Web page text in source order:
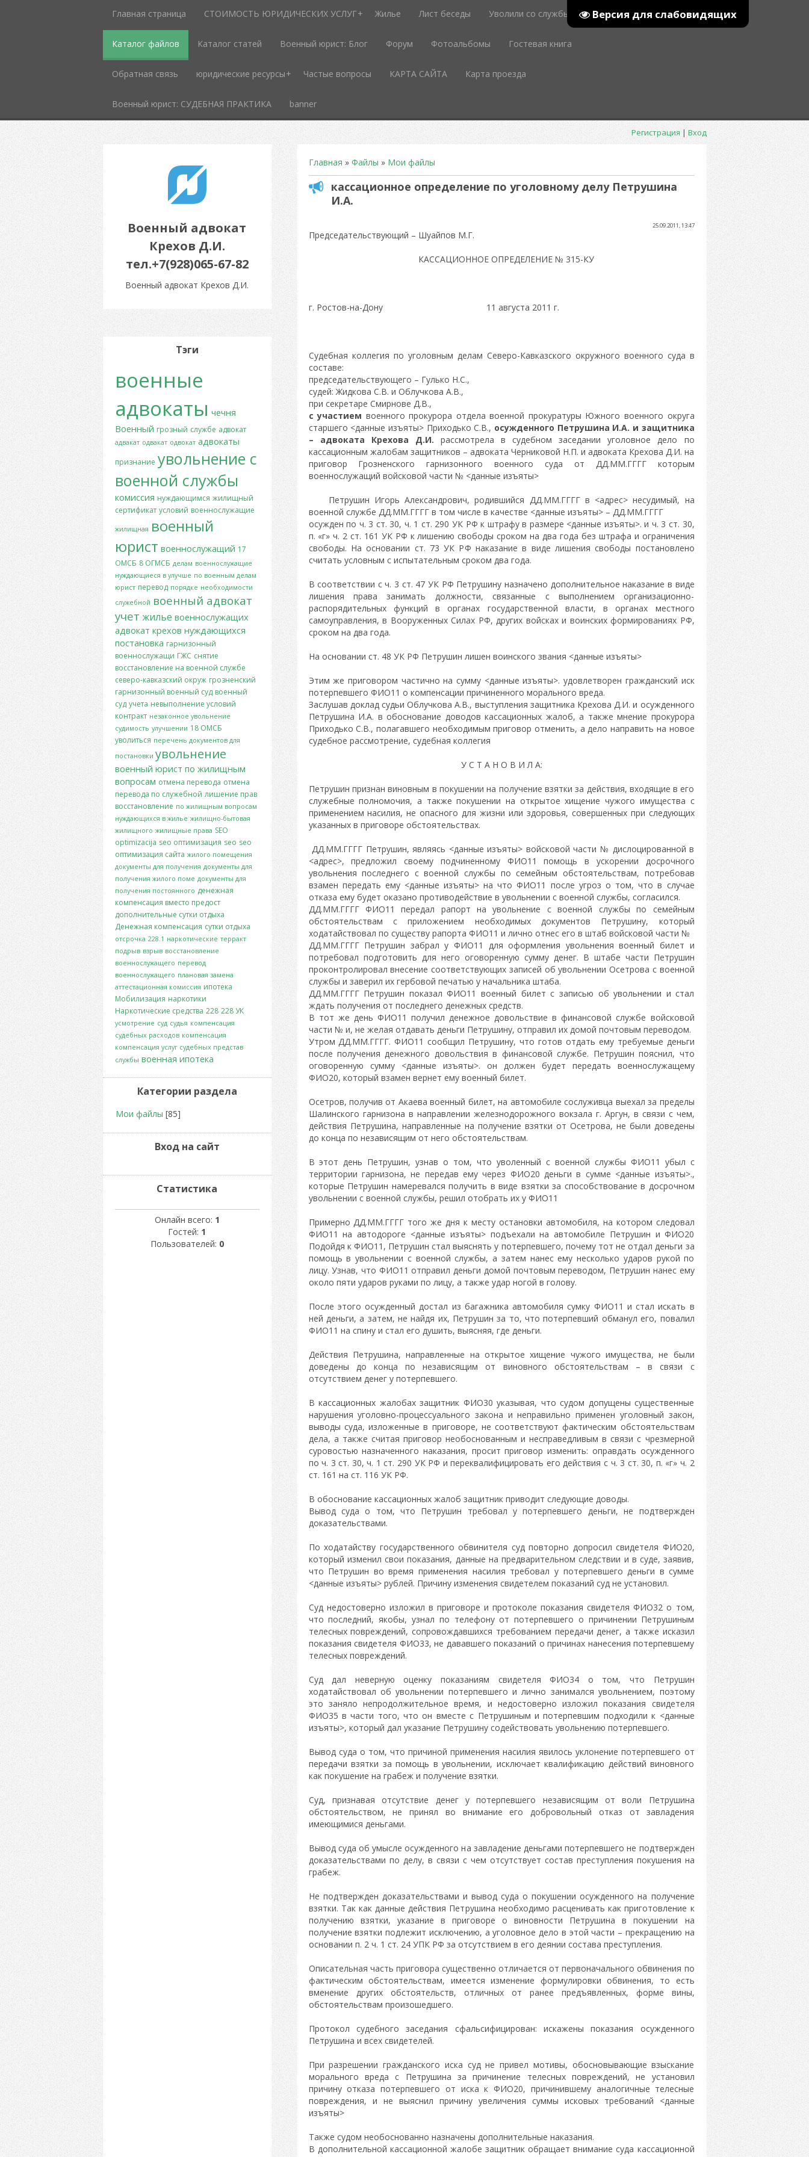
Версия для слабовидящих
Главная страница СТОИМОСТЬ ЮРИДИЧЕСКИХ УСЛУГ Жилье Лист беседы Уволили со службы
Каталог файлов Каталог статей Военный юрист: Блог Форум Фотоальбомы Гостевая книга
Обратная связь юридические ресурсы Частые вопросы КАРТА САЙТА Карта проезда
Военный юрист: СУДЕБНАЯ ПРАКТИКА banner
Регистрация|Вход
Военный адвокат
Крехов Д.И.
тел.+7(928)065-67-82
Военный адвокат Крехов Д.И.
Главная » Файлы » Мои файлы
кассационное определение по уголовному делу Петрушина
И.А.
25.09.2011, 13:47
Председательствующий – Шуайпов М.Г.
КАССАЦИОННОЕ ОПРЕДЕЛЕНИЕ № 315-КУ
г. Ростов-на-Дону 11 августа 2011 г.
Судебная коллегия по уголовным делам Северо-Кавказского окружного военного суда в
составе:
председательствующего – Гулько Н.С.,
судей: Жидкова C.В. и Облучкова А.В.,
при секретаре Смирнове Д.В.,
с участием военного прокурора отдела военной прокуратуры Южного военного округа
старшего <данные изъяты> Приходько С.В., осужденного Петрушина И.А. и защитника
– адвоката Крехова Д.И. рассмотрела в судебном заседании уголовное дело по
кассационным жалобам защитников – адвоката Черниковой Н.П. и адвоката Крехова Д.И. на
приговор Грозненского гарнизонного военного суда от ДД.ММ.ГГГГ которым
военнослужащий войсковой части № <данные изъяты>
Петрушин Игорь Александрович, родившийся ДД.ММ.ГГГГ в <адрес> несудимый, на
военной службе ДД.ММ.ГГГГ в том числе в качестве <данные изъяты> – ДД.ММ.ГГГГ
осужден по ч. 3 ст. 30, ч. 1 ст. 290 УК РФ к штрафу в размере <данные изъяты>. и ч. 3 ст. 30,
п. «г» ч. 2 ст. 161 УК РФ к лишению свободы сроком на два года без штрафа и ограничения
свободы. На основании ст. 73 УК РФ наказание в виде лишения свободы постановлено
считать условным с испытательным сроком два года.
В соответствии с ч. 3 ст. 47 УК РФ Петрушину назначено дополнительное наказание в виде
лишения права занимать должности, связанные с выполнением организационно-
распорядительных функций в органах государственной власти, в органах местного
самоуправления, в Вооруженных Силах РФ, других войсках и воинских формированиях РФ,
сроком на два года.
На основании ст. 48 УК РФ Петрушин лишен воинского звания <данные изъяты>
Этим же приговором частично на сумму <данные изъяты>. удовлетворен гражданский иск
потерпевшего ФИО11 о компенсации причиненного морального вреда.
Заслушав доклад судьи Облучкова А.В., выступления защитника Крехова Д.И. и осужденного
Петрушина И.А. в обоснование доводов кассационных жалоб, а также мнение прокурора
Приходько С.В., полагавшего необходимым приговор отменить, а дело направить на новое
судебное рассмотрение, судебная коллегия
У С Т А Н О В И Л А:
Петрушин признан виновным в покушении на получение взятки за действия, входящие в его
служебные полномочия, а также покушении на открытое хищение чужого имущества с
применением насилия, не опасного для жизни или здоровья, совершенных при следующих
указанных в приговоре обстоятельствах.
ДД.ММ.ГГГГ Петрушин, являясь <данные изъяты> войсковой части № дислоцированной в
<адрес>, предложил своему подчиненному ФИО11 помощь в ускорении досрочного
увольнения последнего с военной службы по семейным обстоятельствам, потребовав
взамен передать ему <данные изъяты> на что ФИО11 после угроз о том, что в случае
отказа ему будет оказано противодействие в увольнении с военной службы, согласился.
ДД.ММ.ГГГГ ФИО11 передал рапорт на увольнение с военной службы по семейным
обстоятельствам с приложением необходимых документов Петрушину, который
ходатайствовал по существу рапорта ФИО11 и лично отнес его в штаб войсковой части №
ДД.ММ.ГГГГ Петрушин забрал у ФИО11 для оформления увольнения военный билет и
потребовал подготовить для него оговоренную сумму денег. В штабе части Петрушин
проконтролировал внесение соответствующих записей об увольнении Осетрова с военной
службы и заверил их гербовой печатью у начальника штаба.
ДД.ММ.ГГГГ Петрушин показал ФИО11 военный билет с записью об увольнении и стал
ждать получения от последнего денежных средств.
В тот же день ФИО11 получил денежное довольствие в финансовой службе войсковой
части № и, не желая отдавать деньги Петрушину, отправил их домой почтовым переводом.
Утром ДД.ММ.ГГГГ. ФИО11 сообщил Петрушину, что готов отдать ему требуемые деньги
после получения денежного довольствия в финансовой службе. Петрушин пояснил, что
оговоренную сумму <данные изъяты>. он должен будет передать военнослужащему
ФИО20, который взамен вернет ему военный билет.
Осетров, получив от Акаева военный билет, на автомобиле сослуживца выехал за пределы
Шалинского гарнизона в направлении железнодорожного вокзала г. Аргун, в связи с чем,
действия Петрушина, направленные на получение взятки от Осетрова, не были доведены
до конца по независящим от него обстоятельствам.
В этот день Петрушин, узнав о том, что уволенный с военной службы ФИО11 убыл с
территории гарнизона, не передав ему через ФИО20 деньги в сумме <данные изъяты>.,
которые Петрушин намеревался получить в виде взятки за способствование в досрочном
увольнении с военной службы, решил отобрать их у ФИО11
Примерно ДД.ММ.ГГГГ того же дня к месту остановки автомобиля, на котором следовал
ФИО11 на автодороге <данные изъяты> подъехали на автомобиле Петрушин и ФИО20
Подойдя к ФИО11, Петрушин стал выяснять у потерпевшего, почему тот не отдал деньги за
помощь в увольнении с военной службы, а затем нанес ему несколько ударов рукой по
лицу. Узнав, что ФИО11 отправил деньги домой почтовым переводом, Петрушин нанес ему
около пяти ударов руками по лицу, а также удар ногой в голову.
После этого осужденный достал из багажника автомобиля сумку ФИО11 и стал искать в
ней деньги, а затем, не найдя их, Петрушин за то, что потерпевший обманул его, повалил
ФИО11 на спину и стал его душить, выясняя, где деньги.
Действия Петрушина, направленные на открытое хищение чужого имущества, не были
доведены до конца по независящим от виновного обстоятельствам – в связи с
отсутствием денег у потерпевшего.
В кассационных жалобах защитник ФИО30 указывая, что судом допущены существенные
нарушения уголовно-процессуального закона и неправильно применен уголовный закон,
выводы суда, изложенные в приговоре, не соответствуют фактическим обстоятельствам
дела, а также считая приговор необоснованным и несправедливым в связи с чрезмерной
суровостью назначенного наказания, просит приговор изменить: оправдать осужденного
по ч. 3 ст. 30, ч. 1 ст. 290 УК РФ и переквалифицировать его действия с ч. 3 ст. 30, п. «г» ч. 2
ст. 161 на ст. 116 УК РФ.
В обоснование кассационных жалоб защитник приводит следующие доводы.
Вывод суда о том, что Петрушин требовал у потерпевшего деньги, не подтвержден
доказательствами.
По ходатайству государственного обвинителя суд повторно допросил свидетеля ФИО20,
который изменил свои показания, данные на предварительном следствии и в суде, заявив,
что Петрушин во время применения насилия требовал у потерпевшего деньги в сумме
<данные изъяты> рублей. Причину изменения свидетелем показаний суд не установил.
Суд недостоверно изложил в приговоре и протоколе показания свидетеля ФИО32 о том,
что последний, якобы, узнал по телефону от потерпевшего о причинении Петрушиным
телесных повреждений, сопровождавшихся требованием передачи денег, а также исказил
показания свидетеля ФИО33, не дававшего показаний о причинах нанесения потерпевшему
телесных повреждений.
Суд дал неверную оценку показаниям свидетеля ФИО34 о том, что Петрушин
ходатайствовал об увольнении потерпевшего и лично занимался увольнением, поэтому
это заняло непродолжительное время, и недостоверно изложил показания свидетеля
ФИО35 в части того, что он вместе с Петрушиным и потерпевшим подходили к <данные
изъяты>, который дал указание Петрушину содействовать увольнению потерпевшего.
Вывод суда о том, что причиной применения насилия явилось уклонение потерпевшего от
передачи взятки за помощь в увольнении, исключает квалификацию действий виновного
как покушение на грабеж и получение взятки.
Суд, признавая отсутствие денег у потерпевшего независящим от воли Петрушина
обстоятельством, не принял во внимание его добровольный отказ от завладения
имеющимися деньгами.
Вывод суда об умысле осужденного на завладение деньгами потерпевшего не подтвержден
доказательствами по делу, в связи с чем отсутствует состав преступления покушения на
грабеж.
Не подтвержден доказательствами и вывод суда о покушении осужденного на получение
взятки. Так как данные действия Петрушина необходимо расценивать как приготовление к
получению взятки, указание в приговоре о виновности Петрушина в покушении на
получение взятки подлежит исключению, а уголовное дело в этой части – прекращению на
основании п. 2 ч. 1 ст. 24 УПК РФ за отсутствием в его деянии состава преступления.
Описательная часть приговора существенно отличается от первоначального обвинения по
фактическим обстоятельствам, имеется изменение формулировки обвинения, то есть
вменение других обстоятельств, отличных от ранее предъявленных, форме вины,
обстоятельствам произошедшего.
Протокол судебного заседания сфальсифицирован: искажены показания осужденного
Петрушина и всех свидетелей.
При разрешении гражданского иска суд не привел мотивы, обосновывающие взыскание
морального вреда с Петрушина за причинение телесных повреждений, не установил
причину отказа потерпевшего от иска к ФИО20, причинившему аналогичные телесные
повреждения, и не выяснил причину увеличения суммы исковых требований <данные
изъяты>
Также судом необоснованно назначены дополнительные наказания.
В дополнительной кассационной жалобе защитник обращает внимание суда кассационной
Тэги
военные
адвокаты чечня
Военный грозный службе адвокат
адвакат одвакат одвокат адвокаты
признание увольнение с
военной службы
комиссия нуждающимся жилищный
сертификат условий военнослужащие
жилищная военный
юрист военнослужащий 17
ОМСБ 8 ОГМСБ делам военнослужащие
нуждающиеся в улучше по военным делам
юрист перевод порядке необходимости
служебной военный адвокат
учет жилье военнослужащих
адвокат крехов нуждающихся
постановка гарнизонный
военнослужащи ГЖС снятие
восстановление на военной службе
северо-кавказский окруж грозненский
гарнизонный военный суд военный
суд учета невыполнение условий
контракт незаконное увольнение
судимость улучшении 18 ОМСБ
уволиться перечень документов для
постановки увольнение
военный юрист по жилищным
вопросам отмена перевода отмена
перевода по служебной лишение прав
восстановление по жилищным вопросам
нуждающихся в жилье жилищно-бытовая
жилищного жилищные права SEO
optimizacija seo оптимизация seo seo
оптимизация сайта жилого помещения
документы для получения документы для
получения жилого поме документы для
получения постоянного денежная
компенсация вместо предост
дополнительные сутки отдыха
Денежная компенсация сутки отдыха
отсрочка 228.1 наркотические терракт
подрыв взрыв восстановление
военнослужащего перевод
военнослужащего плановая замена
аттестационная комиссия ипотека
Мобилизация наркотики
Наркотические средства 228 228 УК
усмотрение суд судья компенсация
судебных расходов компенсация
компенсация услуг судебных представ
службы военная ипотека
Категории раздела
Мои файлы [85]
Вход на сайт
Статистика
Онлайн всего: 1
Гостей: 1
Пользователей: 0